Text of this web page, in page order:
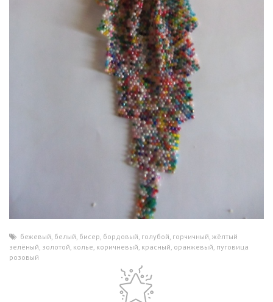
бежевый белый бисер бордовый голубой горчичный жёлтый
зелёный золотой колье коричневый красный оранжевый пуговица
розовый